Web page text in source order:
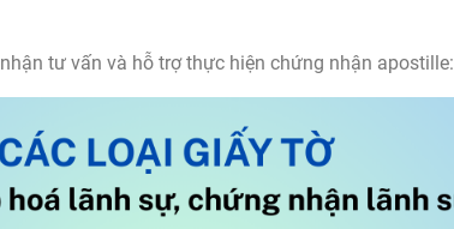
nhận tư vấn và hỗ trợ thực hiện chứng nhận apostille: